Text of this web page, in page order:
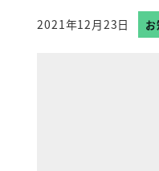
投稿日
2021年12月23日